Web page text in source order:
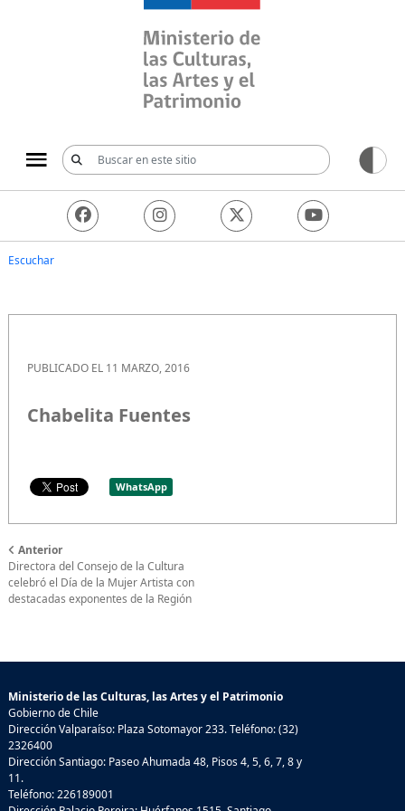
Ministerio de las
Escuchar
PUBLICADO EL 11 MARZO, 2016
Chabelita Fuentes
WhatsApp
Anterior
Directora del Consejo de la Cultura
celebró el Día de la Mujer Artista con
destacadas exponentes de la Región
Ministerio de las Culturas, las Artes y el Patrimonio
Gobierno de Chile
Dirección Valparaíso: Plaza Sotomayor 233. Teléfono: (32)
2326400
Dirección Santiago: Paseo Ahumada 48, Pisos 4, 5, 6, 7, 8 y
11.
Teléfono: 226189001